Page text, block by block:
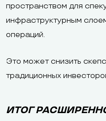
пространством для
инфраструктурным
операций.
Это может снизить
традиционных
ИТОГ